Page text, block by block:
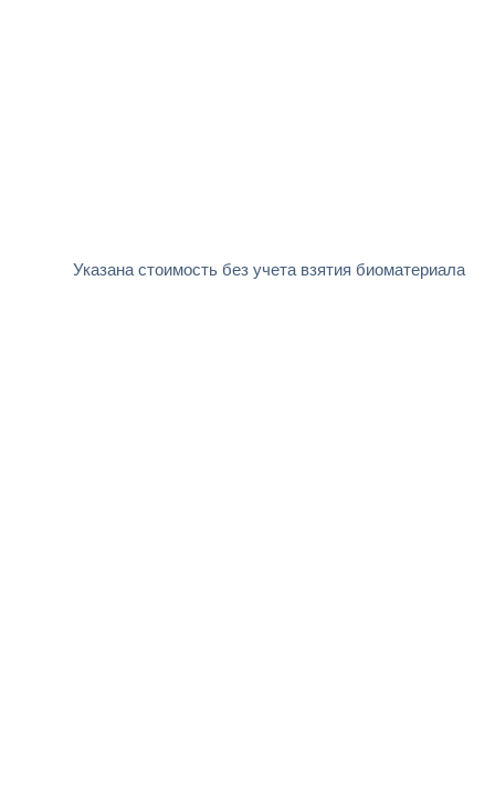
Указана стоимость без учета взятия биоматериала